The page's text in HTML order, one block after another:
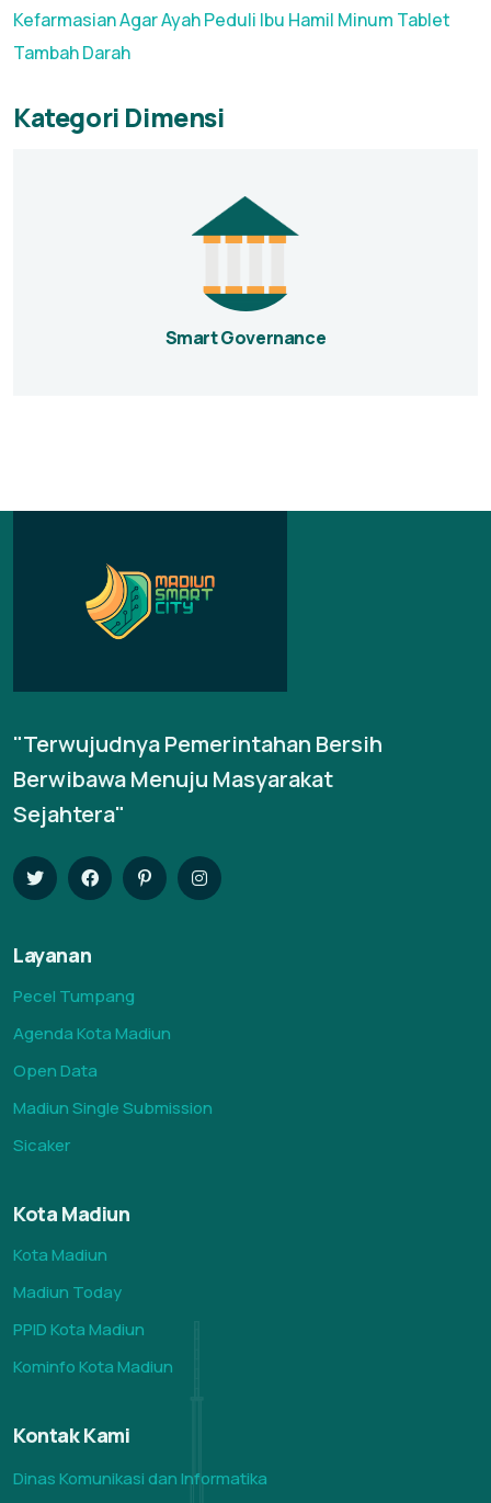
Kefarmasian Agar Ayah Peduli Ibu Hamil Minum Tablet
Tambah Darah
Kategori Dimensi
Smart Governance
"Terwujudnya Pemerintahan Bersih
Berwibawa Menuju Masyarakat
Sejahtera"
Layanan
Pecel Tumpang
Agenda Kota Madiun
Open Data
Madiun Single Submission
Sicaker
Kota Madiun
Kota Madiun
Madiun Today
PPID Kota Madiun
Kominfo Kota Madiun
Kontak Kami
Dinas Komunikasi dan Informatika